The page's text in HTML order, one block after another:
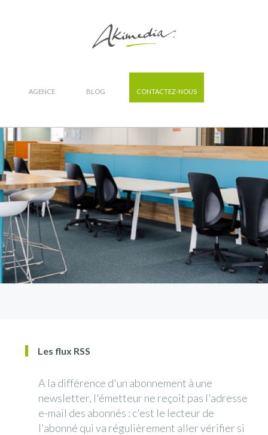
AGENCE BLOG CONTACTEZ-NOUS
Les flux RSS
A la différence d'un abonnement à une
newsletter, l'émetteur ne reçoit pas l'adresse
e-mail des abonnés : c'est le lecteur de
l'abonné qui va régulièrement aller vérifier si